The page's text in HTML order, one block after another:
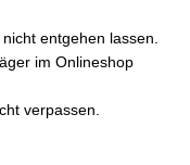
entgehen lassen.
im Onlineshop
verpassen.